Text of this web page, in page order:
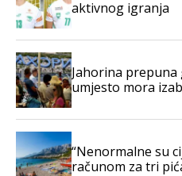
aktivnog igranja
Jahorina
umjesto mora
“Nenormalne su
računom za tri